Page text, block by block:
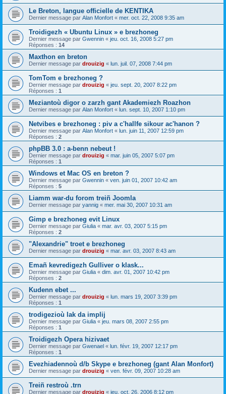
Le Breton, langue officielle de KENTIKA
Dernier message par Alan Monfort « mer. oct. 22, 2008 9:35 am
Troidigezh « Ubuntu Linux » e brezhoneg
Dernier message par Gwennin « jeu. oct. 16, 2008 5:27 pm
Réponses : 14
Maxthon en breton
Dernier message par drouizig « lun. juil. 07, 2008 7:44 pm
TomTom e brezhoneg ?
Dernier message par drouizig « jeu. sept. 20, 2007 8:22 pm
Réponses : 1
Meziantoù digor o zarzh gant Akademiezh Roazhon
Dernier message par Alan Monfort « lun. sept. 10, 2007 1:10 pm
Netvibes e brezhoneg : piv a c'hallfe sikour ac'hanon ?
Dernier message par Alan Monfort « lun. juin 11, 2007 12:59 pm
Réponses : 2
phpBB 3.0 : a-benn nebeut !
Dernier message par drouizig « mar. juin 05, 2007 5:07 pm
Réponses : 1
Windows et Mac OS en breton ?
Dernier message par Gwennin « ven. juin 01, 2007 10:42 am
Réponses : 5
Liamm war-du forom treiñ Joomla
Dernier message par yannig « mer. mai 30, 2007 10:31 am
Gimp e brezhoneg evit Linux
Dernier message par Giulia « mar. avr. 03, 2007 5:15 pm
Réponses : 2
"Alexandrie" troet e brezhoneg
Dernier message par drouizig « mar. avr. 03, 2007 8:43 am
Emañ kevredigezh Gulliver o klask...
Dernier message par Giulia « dim. avr. 01, 2007 10:42 pm
Réponses : 2
Kudenn ebet ...
Dernier message par drouizig « lun. mars 19, 2007 3:39 pm
Réponses : 1
trodigezioù lak da implij
Dernier message par Giulia « jeu. mars 08, 2007 2:55 pm
Réponses : 1
Troidigezh Opera hizivaet
Dernier message par Gwenael « lun. févr. 19, 2007 12:17 pm
Réponses : 1
Evezhiadennoù d/b Skype e brezhoneg (gant Alan Monfort)
Dernier message par drouizig « ven. févr. 09, 2007 10:28 am
Treiñ restroù .trn
Dernier message par drouizig « jeu. oct. 26, 2006 8:12 pm